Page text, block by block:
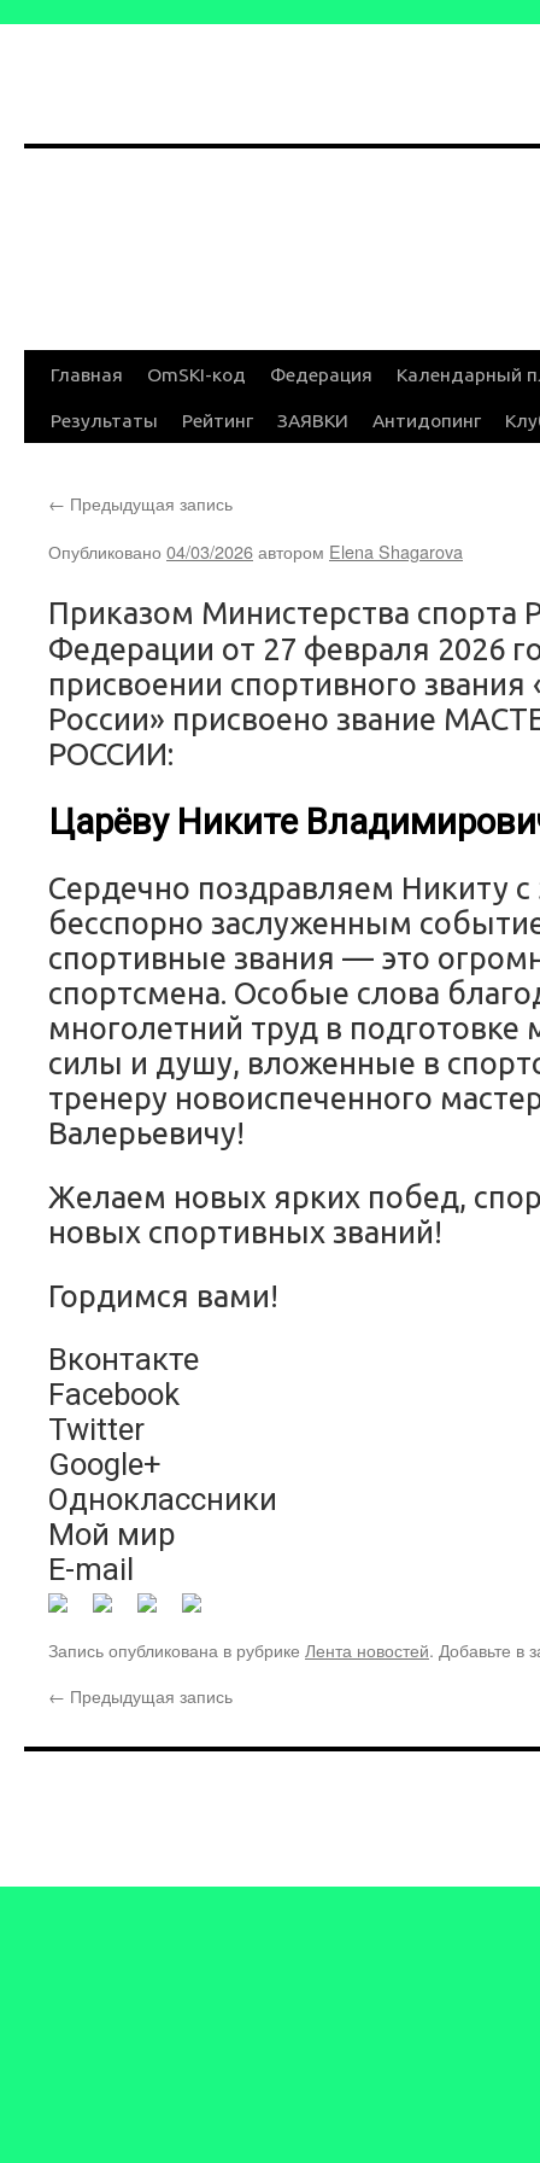
Перейти
Главная OmSKI-код Федерация Календарный
Результаты Рейтинг ЗАЯВКИ Антидопинг
← Предыдущая запись
Опубликовано 04/03/2026автором Elena Shagarova
Приказом Министерства спорта
Федерации от 27 февраля 2026
присвоении спортивного звания
России» присвоено звание
РОССИИ:
Царёву Никите
Сердечно поздравляем Никиту
бесспорно заслуженным
спортивные звания — это
спортсмена. Особые слова
многолетний труд в подготовке
силы и душу, вложенные в
тренеру новоиспеченного
Валерьевичу!
Желаем новых ярких побед,
новых спортивных званий!
Гордимся вами!
Вконтакте
Facebook
Twitter
Google+
Одноклассники
Мой мир
E-mail
Запись опубликована в рубрике Лента новостей. Добавьте в
← Предыдущая запись